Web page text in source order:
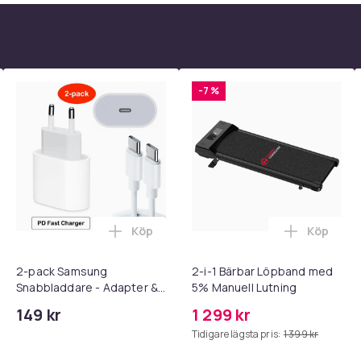
Många alternativ står till ditt förfogande
72
67b5ce3b-6f91-572e-8515-e2620966d323
Adapter + Kabel 25W lightning - USB-C 2m i varukorgen
17 / 16 / 15 Snabbladdare med 2M USB-C till USB-C
2-pack Samsung
Snabbladdare - Adapter &
149 kr
Lägg till 2-pack Samsung
Köp
-7 %
2-i-1 Bärbar Löpband med
5% Manuell Lutning
1 299 kr
Tidigare lägsta pris: 1 399 kr
Lägg till
Köp